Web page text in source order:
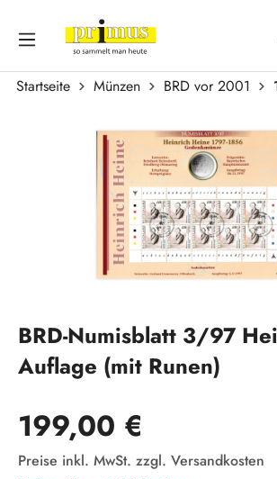
Zum Hauptinhalt springen
Startseite Münzen BRD vor 2001
BRD-Numisblatt 3/97
Auflage (mit Runen)
Regulärer Preis:
199,00 €
Preise inkl. MwSt. zzgl. Versandkosten